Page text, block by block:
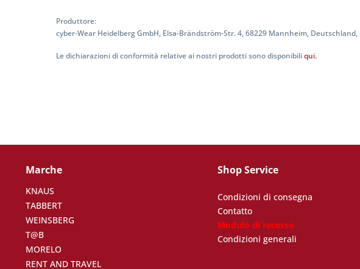
Produttore:
cyber-Wear Heidelberg GmbH, Elsa-Brändström-Str. 4, 68229 Mannheim,
Le dichiarazioni di conformità relative ai nostri prodotti sono disponibiliqui.
Marche
KNAUS
TABBERT
WEINSBERG
T@B
MORELO
RENT AND TRAVEL
Shop Service
Condizioni di consegna
Contatto
Modulo di recesso
Condizioni generali